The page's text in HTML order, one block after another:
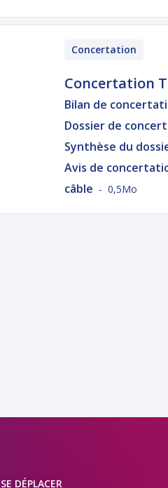
Concertation
Concertation
Bilan de
Dossier de
Synthèse du
Avis de
câble - 0,5Mo
SE DÉPLACER